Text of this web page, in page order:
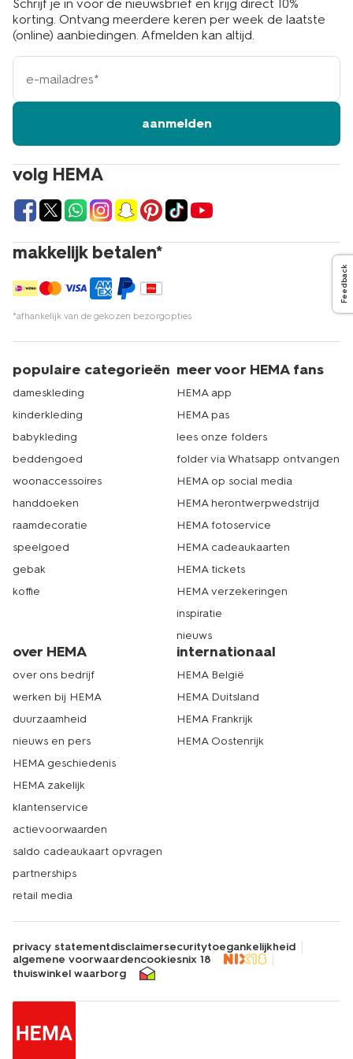
volg HEMA
makkelijk betalen*
*afhankelijk van de gekozen bezorgopties
Schrijf je in voor de nieuwsbrief en krijg direct 10%
korting. Ontvang meerdere keren per week de laatste
(online) aanbiedingen. Afmelden kan altijd.
e-
mailadres
aanmelden
populaire categorieën
dameskleding
kinderkleding
babykleding
beddengoed
woonaccessoires
handdoeken
raamdecoratie
speelgoed
gebak
koffie
meer voor HEMA fans
HEMA app
HEMA pas
lees onze folders
folder via Whatsapp ontvangen
HEMA op social media
HEMA herontwerpwedstrijd
HEMA fotoservice
HEMA cadeaukaarten
HEMA tickets
HEMA verzekeringen
inspiratie
nieuws
over HEMA
over ons bedrijf
werken bij HEMA
duurzaamheid
nieuws en pers
HEMA geschiedenis
HEMA zakelijk
klantenservice
actievoorwaarden
saldo cadeaukaart opvragen
partnerships
retail media
internationaal
HEMA België
HEMA Duitsland
HEMA Frankrijk
HEMA Oostenrijk
privacy statementdisclaimersecuritytoegankelijkheid
algemene voorwaardencookiesnix 18
thuiswinkel waarborg
Feedback